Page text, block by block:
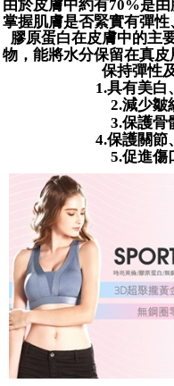
【注意事項】
1. 本サービスは「台湾大哥大
って提供され、ユーザーが取
購入できるようにし、店舗が
後、契約に基づいて当社の請
2. 「OP Pay Later」を利用す
情報（名前、電話または住所
および利用するために、当社
認、照合および修正を行います
3. 完全なユーザーサービス規
さい：https://oppay.tw/userRule
お支払期限は、ショップが請
とに計算されます。AFTEEで
を延長できますが、商品を期
約商品や商品到着日が比較的
わらず、AFTEEで指定された
1.初回 AFTEEを ご利用の際に
き、限度額が設定されます。
2.決済金額は最低NT$20です。
三、利用規約「AFTEE代金後
ロテクションズ（以下
ます。当サービスご利用の際
の氏名、電話番号、受取人の
限らない）は、AFTEEに渡さ
す。AFTEEの個人情報の収集
ームページの『個人情報の収
ださい（https://aftee.tw/
AFTEEの初回ご利用の際に、
ります。支払い期限を過ぎた
納金が加算されます。未成年
配送毎にNT$80、NT$499
萊爾富取貨付款
配送毎にNT$80、NT$799
付款後萊爾富取貨
配送毎にNT$80、NT$799
配送毎にNT$80、NT$799以
付款後7-11取貨
配送毎にNT$80、NT$799以
7-11取貨(快速到店)
配送毎にNT$90
宅配/離島不配送
配送毎にNT$80、NT$890
黑貓貨到付款
由於皮膚中約有70%是
掌握肌膚是否緊實有彈性
膠原蛋白在皮膚中的主
物，能將水分保留在真皮
保持彈性
1.具有美白
2.減少皺
3.保護骨
4.保護關節
5.促進傷